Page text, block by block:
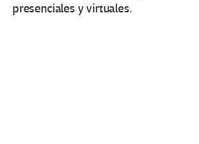
presenciales y virtuales.